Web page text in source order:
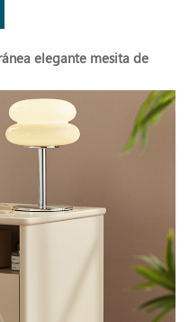
elegante mesita de